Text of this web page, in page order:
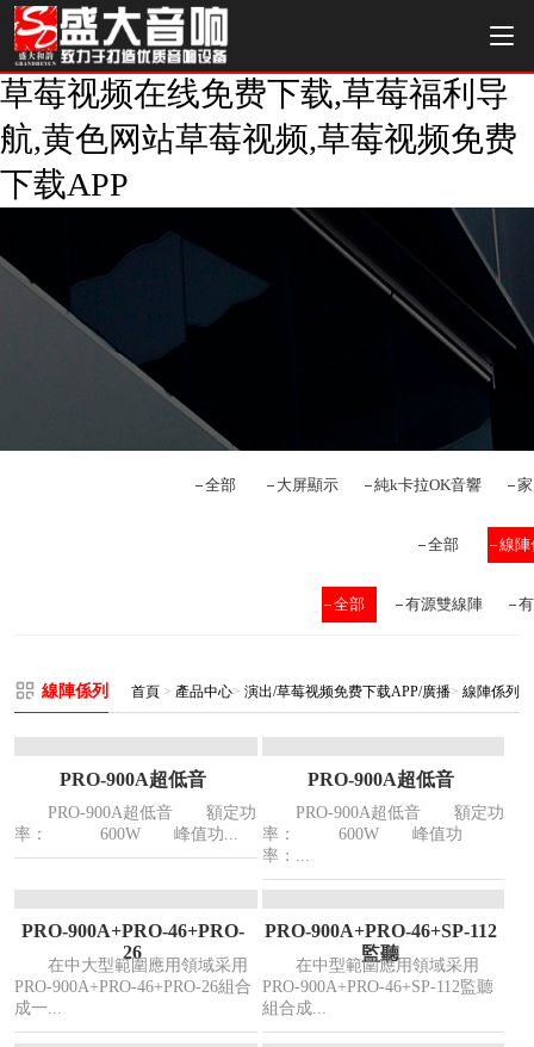
草莓视频在线免费下载,草莓福利导
航,黄色网站草莓视频,草莓视频免费
下载APP
全部 大屏顯示 純k卡拉OK音響
全部 線陣
全部 有源雙線陣
線陣係列 首頁 > 產品中心> 演出/草莓视频免费下载APP/廣播> 線陣係列
PRO-900A超低音
PRO-900A超低音 額定功
率： 600W 峰值功...
PRO-900A超低音
PRO-900A超低音 額定功
率： 600W 峰值功
率：...
PRO-900A+PRO-46+PRO-
26
在中大型範圍應用領域采用
PRO-900A+PRO-46+PRO-26組合
成一...
PRO-900A+PRO-46+SP-112
監聽
在中型範圍應用領域采用
PRO-900A+PRO-46+SP-112監聽
組合成...